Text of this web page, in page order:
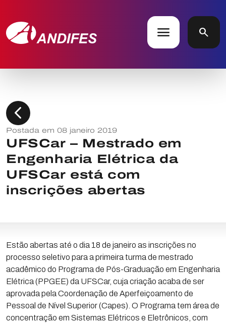
menu search
chevron_left
Postada em 08 janeiro 2019
UFSCar – Mestrado em
Engenharia Elétrica da
UFSCar está com
inscrições abertas
Estão abertas até o dia 18 de janeiro as inscrições no
processo seletivo para a primeira turma de mestrado
acadêmico do Programa de Pós-Graduação em Engenharia
Elétrica (PPGEE) da UFSCar, cuja criação acaba de ser
aprovada pela Coordenação de Aperfeiçoamento de
Pessoal de Nível Superior (Capes). O Programa tem área de
concentração em Sistemas Elétricos e Eletrônicos, com